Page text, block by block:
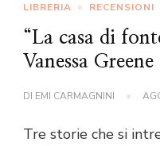
LIBRERIA RECENSIONI
“La casa di
Vanessa Greene
DI EMI CARMAGNINI
Tre storie che si